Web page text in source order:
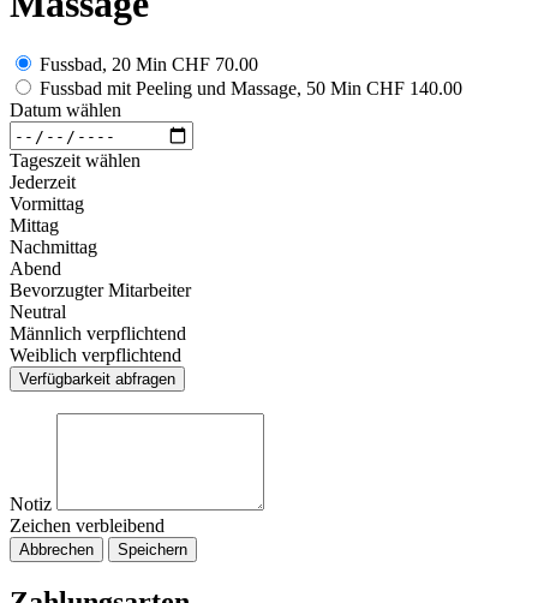
Fussbad, 20 Min CHF 70.00
Fussbad mit Peeling und Massage, 50 Min CHF 140.00
Datum wählen
Tageszeit wählen
Jederzeit
Vormittag
Mittag
Nachmittag
Abend
Bevorzugter Mitarbeiter
Neutral
Männlich verpflichtend
Weiblich verpflichtend
Verfügbarkeit abfragen
Notiz
Zeichen verbleibend
Abbrechen Speichern